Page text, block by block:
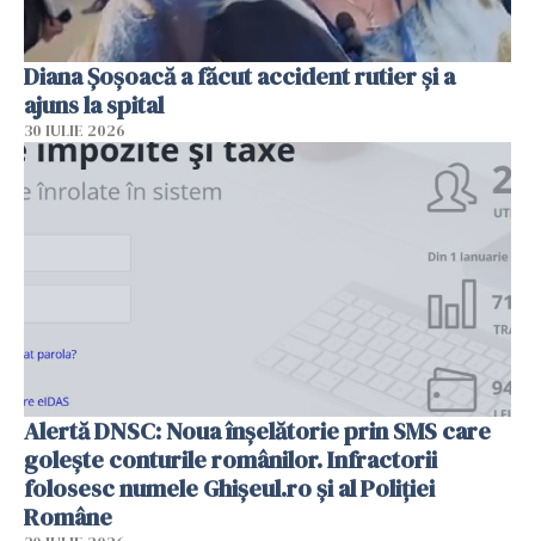
Diana Șoșoacă a făcut accident rutier și a
ajuns la spital
30 IULIE 2026
Alertă DNSC: Noua înșelătorie prin SMS care
golește conturile românilor. Infractorii
folosesc numele Ghișeul.ro și al Poliției
Române